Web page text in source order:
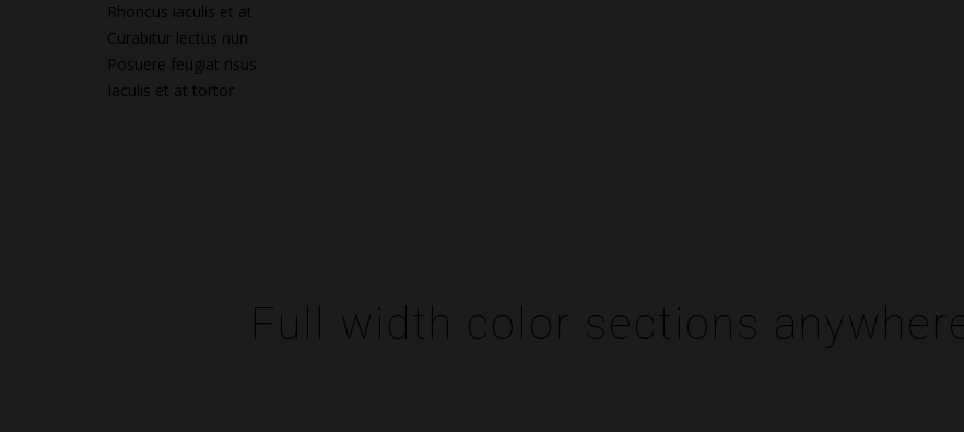
Rhoncus iaculis et at
Curabitur lectus nun
Posuere feugiat risus
Iaculis et at tortor
Full width color sections